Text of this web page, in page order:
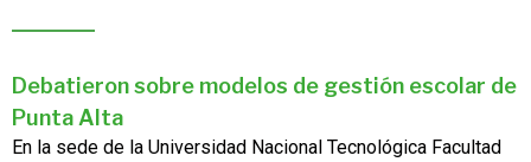
Debatieron sobre modelos de gestión escolar de
Punta Alta
En la sede de la Universidad Nacional Tecnológica Facultad